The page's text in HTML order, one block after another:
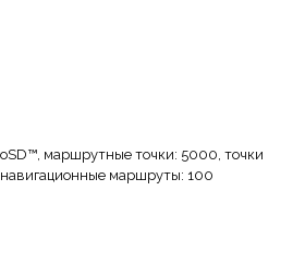
маршрутные точки: 5000, точки
маршруты: 100